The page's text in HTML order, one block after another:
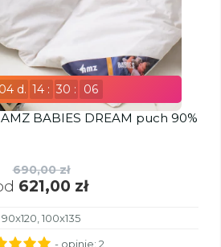
04d. 14 : 30 : 05
BABIES DREAM puch 90%
690,00 zł
621,00 zł
90x120, 100x135
- opinie: 2